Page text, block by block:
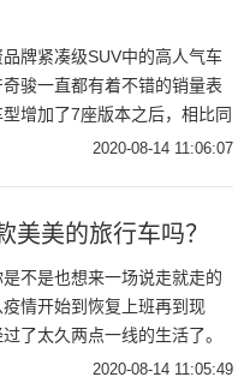
牌紧凑级SUV中的高人气车
骏一直都有着不错的销量表
增加了7座版本之后，相比同
车型性价比更突出。近日新款
2020-08-14 11:06:07
美美的旅行车吗？
不是也想来一场说走就走的
情开始到恢复上班再到现
了太久两点一线的生活了。
现在这个情况，出国游显然是
2020-08-14 11:05:49